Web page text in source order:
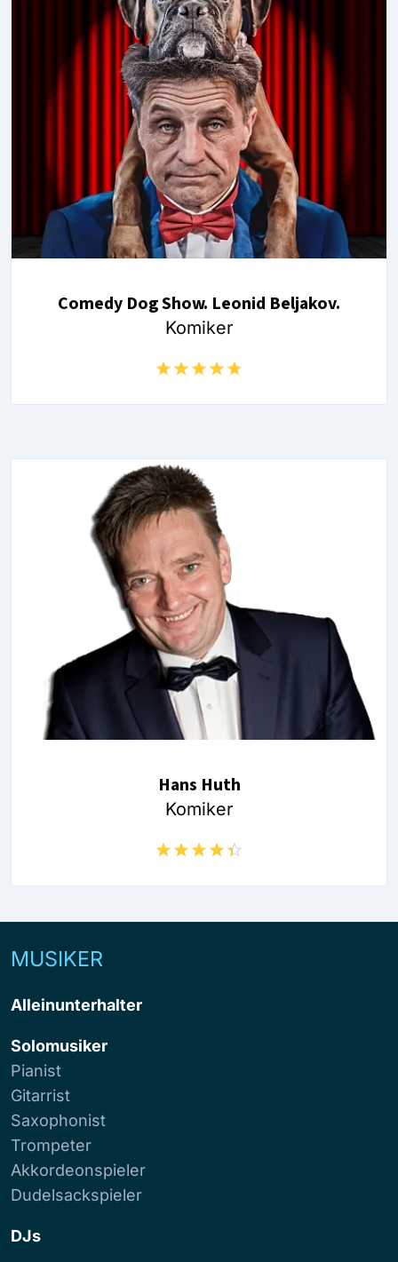
Comedy Dog Show. Leonid Beljakov.
Komiker
Hans Huth
Komiker
MUSIKER
Alleinunterhalter
Solomusiker
Pianist
Gitarrist
Saxophonist
Trompeter
Akkordeonspieler
Dudelsackspieler
DJs